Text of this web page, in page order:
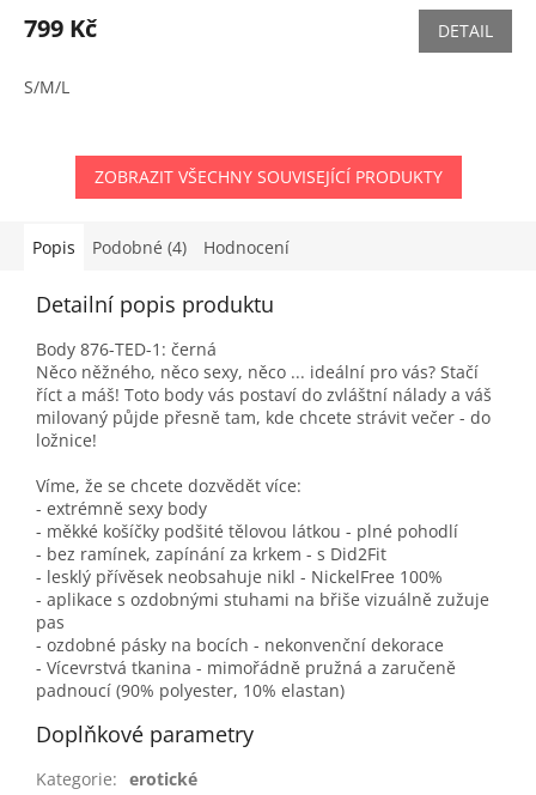
799 Kč DETAIL
S/M/L
ZOBRAZIT VŠECHNY SOUVISEJÍCÍ PRODUKTY
Popis Podobné (4) Hodnocení
Detailní popis produktu
Body 876-TED-1: černá
Něco něžného, něco sexy, něco ... ideální pro vás? Stačí
říct a máš! Toto body vás postaví do zvláštní nálady a váš
milovaný půjde přesně tam, kde chcete strávit večer - do
ložnice!
Víme, že se chcete dozvědět více:
- extrémně sexy body
- měkké košíčky podšité tělovou látkou - plné pohodlí
- bez ramínek, zapínání za krkem - s Did2Fit
- lesklý přívěsek neobsahuje nikl - NickelFree 100%
- aplikace s ozdobnými stuhami na břiše vizuálně zužuje
pas
- ozdobné pásky na bocích - nekonvenční dekorace
- Vícevrstvá tkanina - mimořádně pružná a zaručeně
padnoucí (90% polyester, 10% elastan)
Doplňkové parametry
Kategorie: erotické